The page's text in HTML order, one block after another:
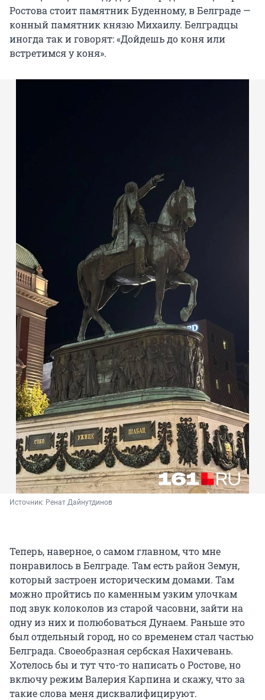
Ростова стоит памятник Буденному, в Белграде —
конный памятник князю Михаилу. Белградцы
иногда так и говорят: «Дойдешь до коня или
встретимся у коня».
Источник: Ренат Дайнутдинов
Теперь, наверное, о самом главном, что мне
понравилось в Белграде. Там есть район Земун,
который застроен историческим домами. Там
можно пройтись по каменным узким улочкам
под звук колоколов из старой часовни, зайти на
одну из них и полюбоваться Дунаем. Раньше это
был отдельный город, но со временем стал частью
Белграда. Своеобразная сербская Нахичевань.
Хотелось бы и тут что-то написать о Ростове, но
включу режим Валерия Карпина и скажу, что за
такие слова меня дисквалифицируют.